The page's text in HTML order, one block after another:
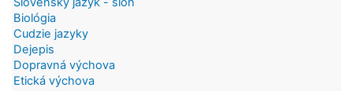
Biológia
Cudzie jazyky
Dejepis
Dopravná výchova
Etická výchova